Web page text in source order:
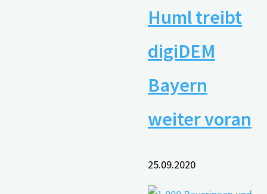
Huml treibt
digiDEM
Bayern
weiter voran
25.09.2020